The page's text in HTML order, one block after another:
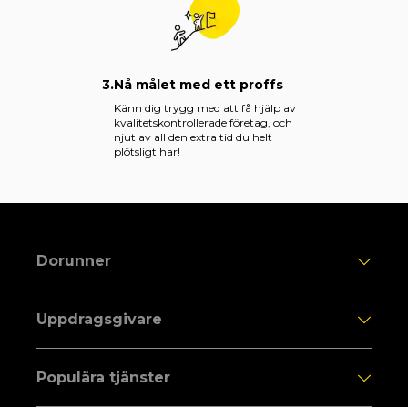
3.Nå målet med ett proffs
Känn dig trygg med att få hjälp av
kvalitetskontrollerade företag, och
njut av all den extra tid du helt
plötsligt har!
Dorunner
Uppdragsgivare
Populära tjänster